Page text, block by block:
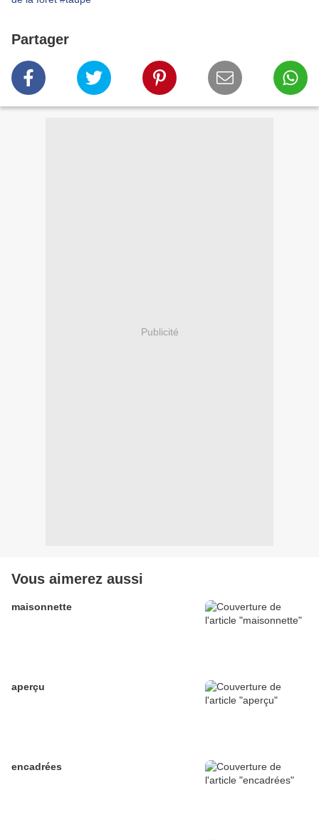
Partager
Publicité
Vous aimerez aussi
maisonnette
aperçu
encadrées